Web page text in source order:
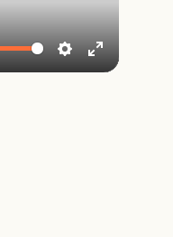
Settings
Enter